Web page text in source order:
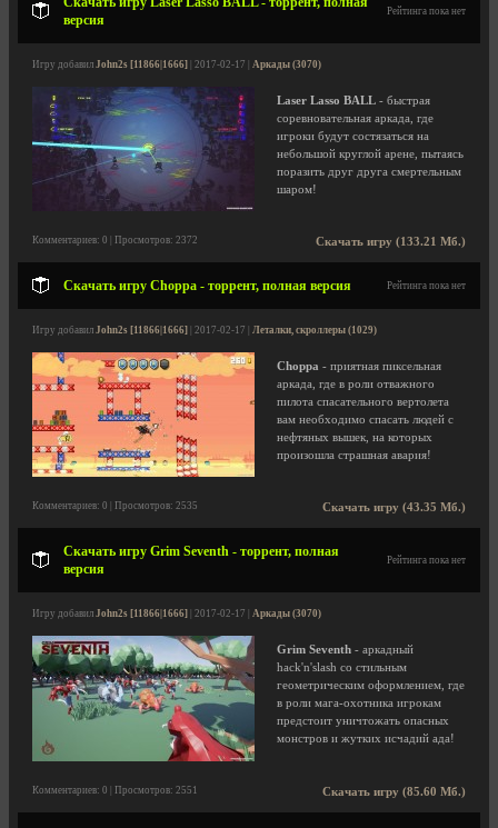
версия
Рейтинга пока нет
Игру добавил John2s [11866|1666] | 2017-02-17 | Аркады (3070)
Laser Lasso BALL - быстрая
соревновательная аркада, где
игроки будут состязаться на
небольшой круглой арене, пытаясь
поразить друг друга смертельным
шаром!
Скачать игру (133.21 Мб.)
Комментариев: 0 | Просмотров: 2372
Скачать игру Choppa - торрент, полная версия Рейтинга пока нет
Игру добавил John2s [11866|1666] | 2017-02-17 | Леталки, скроллеры (1029)
Choppa - приятная пиксельная
аркада, где в роли отважного
пилота спасательного вертолета
вам необходимо спасать людей с
нефтяных вышек, на которых
произошла страшная авария!
Скачать игру (43.35 Мб.)
Комментариев: 0 | Просмотров: 2535
Скачать игру Grim Seventh - торрент, полная
версия
Рейтинга пока нет
Игру добавил John2s [11866|1666] | 2017-02-17 | Аркады (3070)
Grim Seventh - аркадный
hack'n'slash со стильным
геометрическим оформлением, где
в роли мага-охотника игрокам
предстоит уничтожать опасных
монстров и жутких исчадий ада!
Скачать игру (85.60 Мб.)
Комментариев: 0 | Просмотров: 2551